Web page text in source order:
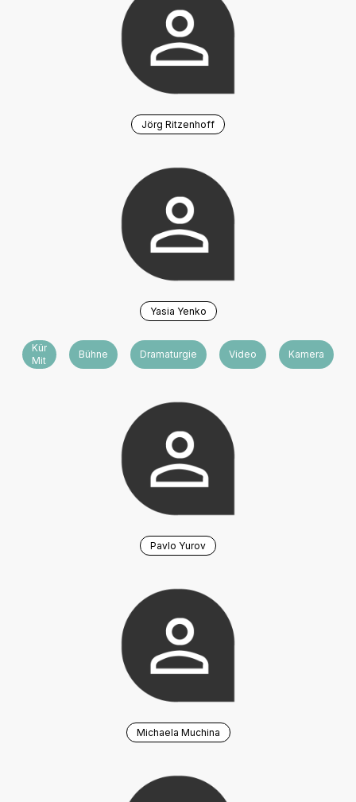
Jörg Ritzenhoff
Yasia Yenko
Künstlerische
Mitarbeit
Bühne Dramaturgie Video Kamera
Pavlo Yurov
Michaela Muchina